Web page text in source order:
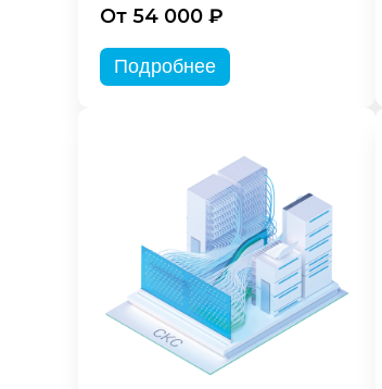
От 54 000 ₽
Подробнее